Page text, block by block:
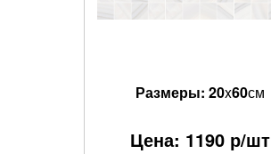
Размеры: 20x60см
Цена: 1190р/шт